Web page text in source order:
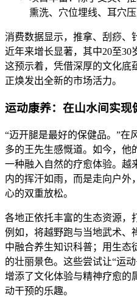
熏洗、穴位埋线、耳穴压
消费数据显示，推拿、刮痧、
近年来增长显著，其中20至30
这预示着，凭借深厚的文化底
正焕发出全新的市场活力。
运动康养：在山水间实现
“迈开腿是最好的保健品。”在
多的王先生感慨道。如今，他
一种融入自然的疗愈体验。越
内的挥汗如雨，而是走向户外
心的双重放松。
各地正依托丰富的生态资源，
例如，将越野跑与当地武术、
中融合养生知识科普；用生态
的壮丽景色。这些尝试让“运
增添了文化体验与精神疗愈的
动干预的乐趣。